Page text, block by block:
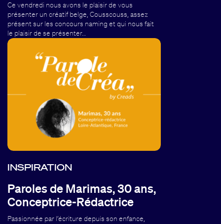
Ce vendredi nous avons le plaisir de vous
présenter un créatif belge, Cousscouss, assez
présent sur les concours naming et qui nous fait
le plaisir de se présenter…
INSPIRATION
Paroles de Marimas, 30 ans,
Conceptrice-Rédactrice
Passionnée par l’écriture depuis son enfance,